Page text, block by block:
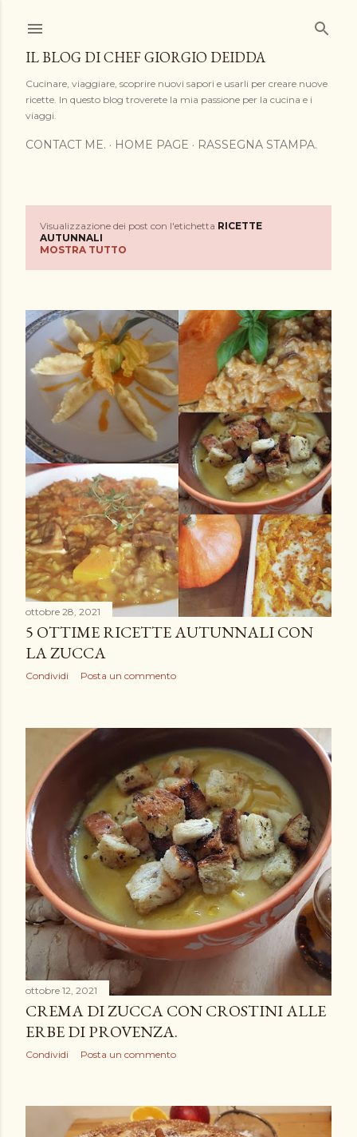
IL BLOG DI CHEF GIORGIO DEIDDA
Cucinare, viaggiare, scoprire nuovi sapori e usarli per creare nuove
ricette. In questo blog troverete la mia passione per la cucina e i
viaggi.
CONTACT ME. HOME PAGE RASSEGNA STAMPA.
o
s
t
Visualizzazione dei post con l'etichetta RICETTE
AUTUNNALI
MOSTRA TUTTO
ottobre 28, 2021
5 OTTIME RICETTE AUTUNNALI CON
LA ZUCCA
Condividi Posta un commento
ottobre 12, 2021
CREMA DI ZUCCA CON CROSTINI ALLE
ERBE DI PROVENZA.
Condividi Posta un commento